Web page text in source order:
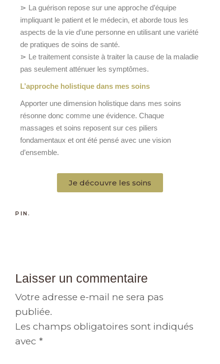
⋗ La guérison repose sur une approche d’équipe
impliquant le patient et le médecin, et aborde tous les
aspects de la vie d’une personne en utilisant une variété
de pratiques de soins de santé.
⋗ Le traitement consiste à traiter la cause de la maladie
pas seulement atténuer les symptômes.
L’approche holistique dans mes soins
Apporter une dimension holistique dans mes soins
résonne donc comme une évidence. Chaque
massages et soins reposent sur ces piliers
fondamentaux et ont été pensé avec une vision
d’ensemble.
Je découvre les soins
PIN.
Laisser un commentaire
Votre adresse e-mail ne sera pas
publiée.
Les champs obligatoires sont indiqués
avec *